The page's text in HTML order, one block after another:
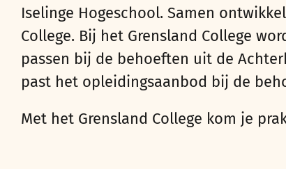
Iselinge Hogeschool. Samen
College. Bij het Grensland College
passen bij de behoeften uit de
past het opleidingsaanbod bij de
Met het Grensland College kom je